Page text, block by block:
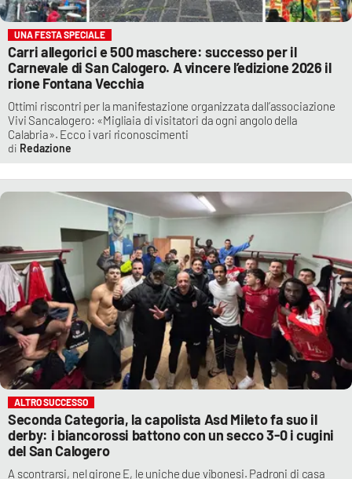
UNA FESTA SPECIALE
Carri allegorici e 500 maschere: successo per il
Carnevale di San Calogero. A vincere l’edizione 2026 il
rione Fontana Vecchia
Ottimi riscontri per la manifestazione organizzata dall’associazione
Vivi Sancalogero: «Migliaia di visitatori da ogni angolo della
Calabria». Ecco i vari riconoscimenti
Redazione
ALTRO SUCCESSO
Seconda Categoria, la capolista Asd Mileto fa suo il
derby: i biancorossi battono con un secco 3-0 i cugini
del San Calogero
A scontrarsi, nel girone E, le uniche due vibonesi. Padroni di casa